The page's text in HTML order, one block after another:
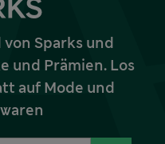
Sparks und
und Prämien. Los
auf Mode und